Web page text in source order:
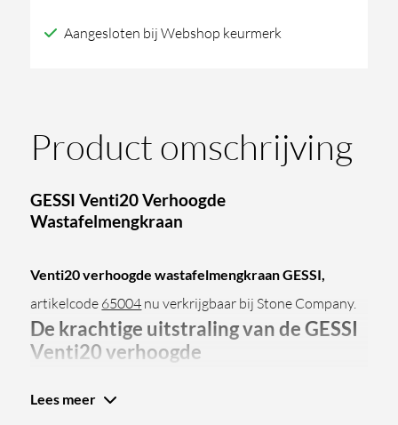
Aangesloten bij Webshop keurmerk
Product omschrijving
GESSI Venti20 Verhoogde
Wastafelmengkraan
Venti20 verhoogde wastafelmengkraan GESSI,
artikelcode 65004 nu verkrijgbaar bij Stone Company.
De krachtige uitstraling van de GESSI
Venti20 verhoogde
Lees meer